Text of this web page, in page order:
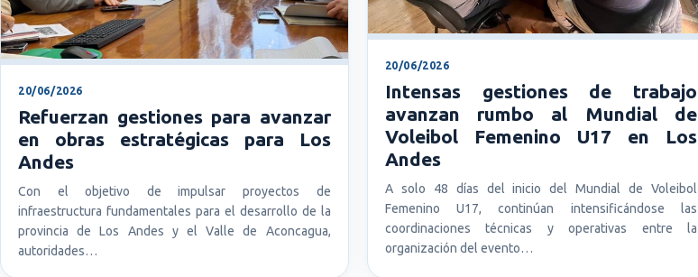
20/06/2026
Refuerzan gestiones para avanzar
en obras estratégicas para Los
Andes
Con el objetivo de impulsar proyectos de
infraestructura fundamentales para el desarrollo de la
provincia de Los Andes y el Valle de Aconcagua,
autoridades…
20/06/2026
Intensas gestiones de trabajo
avanzan rumbo al Mundial de
Voleibol Femenino U17 en Los
Andes
A solo 48 días del inicio del Mundial de Voleibol
Femenino U17, continúan intensificándose las
coordinaciones técnicas y operativas entre la
organización del evento…